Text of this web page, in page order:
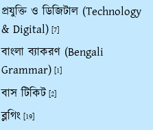
প্রযুক্তি ও ডিজিটাল (Technology
& Digital) [7]
বাংলা ব্যাকরণ (Bengali
Grammar) [1]
বাস টিকিট [2]
ব্লগিং [19]